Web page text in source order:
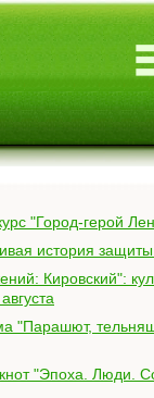
"Город-герой
история
"Эпоха. Люди.